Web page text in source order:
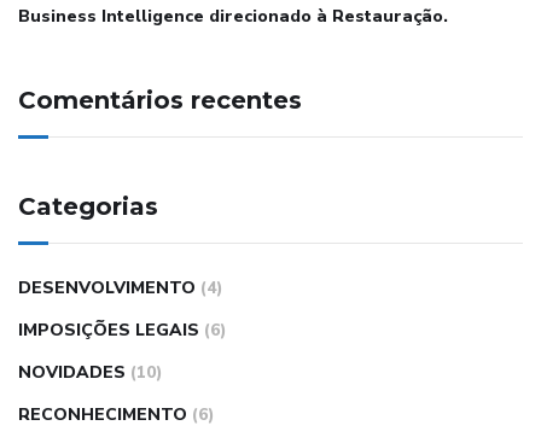
Business Intelligence direcionado à Restauração.
Comentários recentes
Categorias
DESENVOLVIMENTO (4)
IMPOSIÇÕES LEGAIS (6)
NOVIDADES (10)
RECONHECIMENTO (6)